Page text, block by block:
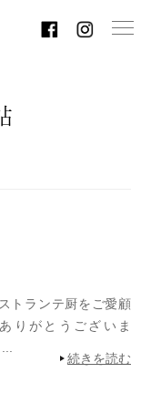
トランテ厨をご愛顧
りがとうございま
続きを読む